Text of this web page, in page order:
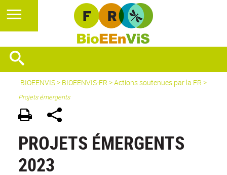
BIOEENVIS> BIOEENVIS-FR > Actions soutenues par la FR >
Projets émergents
PROJETS ÉMERGENTS
2023